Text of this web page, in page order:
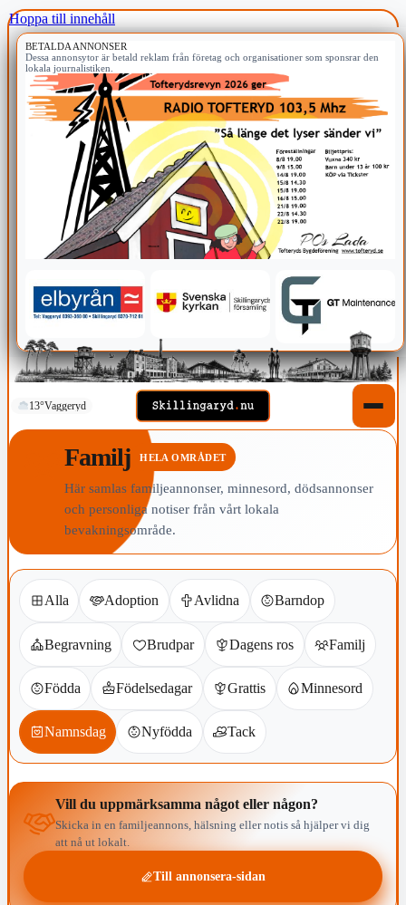
Hoppa till innehåll
BETALDA ANNONSER
Dessa annonsytor är betald reklam från företag och organisationer som sponsrar den
lokala journalistiken.
13°Vaggeryd
Familj HELA OMRÅDET
Här samlas familjeannonser, minnesord, dödsannonser
och personliga notiser från vårt lokala
bevakningsområde.
Alla Adoption Avlidna Barndop
Begravning Brudpar Dagens ros Familj
Födda Födelsedagar Grattis Minnesord
Namnsdag Nyfödda Tack
Vill du uppmärksamma något eller någon?
Skicka in en familjeannons, hälsning eller notis så hjälper vi dig
att nå ut lokalt.
Till annonsera-sidan